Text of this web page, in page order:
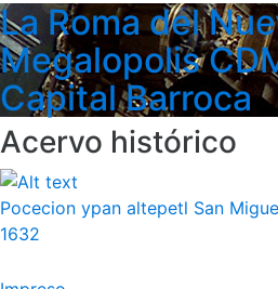
La Roma del
Megalopolis
Capital Barroca
Acervo histórico
Pocecion ypan altepetl San
1632